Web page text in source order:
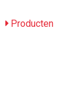
Producten